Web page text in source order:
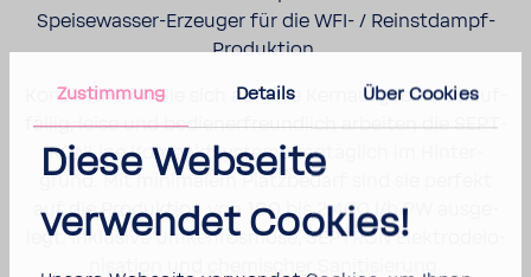
Zustim­mung Details Über Cookies
Diese Webseite
verwendet Cookies!
Speisewasser-​Erzeuger für die WFI- / Reinstdampf-​
Produktion.
Konzen­trieren Sie sich auf Ihre Kern­auf­gaben. Unauf­
fällig, leise und bedie­ner­freund­lich arbeiten die SEPT­
RON­Line Kompakt­sys­teme tagtäg­lich im Hinter­
grund. Mit mini­malem Platz­be­darf sind sie perfekt
auf die Produk­tion von 100 bis 2.400 l/h PW ausge­
legt. Inklu­sive Umkehr­os­mose, SEPTRON Elek­tro­de­io­